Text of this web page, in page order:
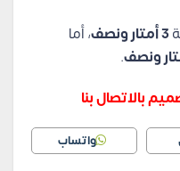
3 أمتار ونصف
، أما
.
بالاتصال بنا
واتساب